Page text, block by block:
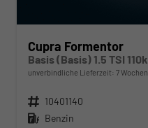
Cupra Formentor
unverbindliche Lieferzeit: 7 Wochen
Fahrzeugnr. 10401140
Kraftstoff Benzin